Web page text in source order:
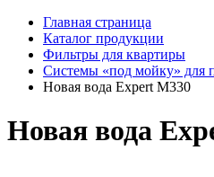
Главная страница
Каталог продукции
Фильтры для квартиры
Системы «под мойку» для
Новая вода Expert M330
Новая вода